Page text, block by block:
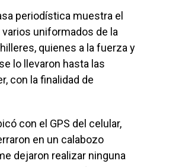
periodística muestra el
uniformados de la
quienes a la fuerza y
lo llevaron hasta las
con la finalidad de
con el GPS del celular,
en un calabozo
dejaron realizar ninguna